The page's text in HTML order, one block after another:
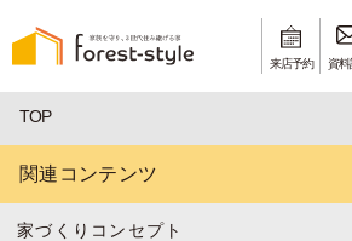
来店予約 資料
TOP
関連コンテンツ
家づくりコンセプト